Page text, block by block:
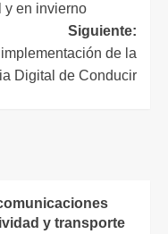
y en invierno
Siguiente:
de la
Digital de Conducir
y transporte